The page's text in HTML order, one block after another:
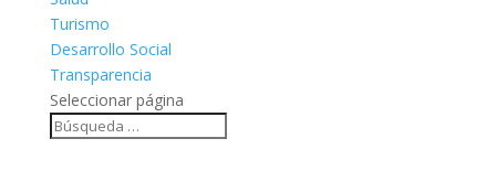
Turismo
Desarrollo Social
Transparencia
Seleccionar página